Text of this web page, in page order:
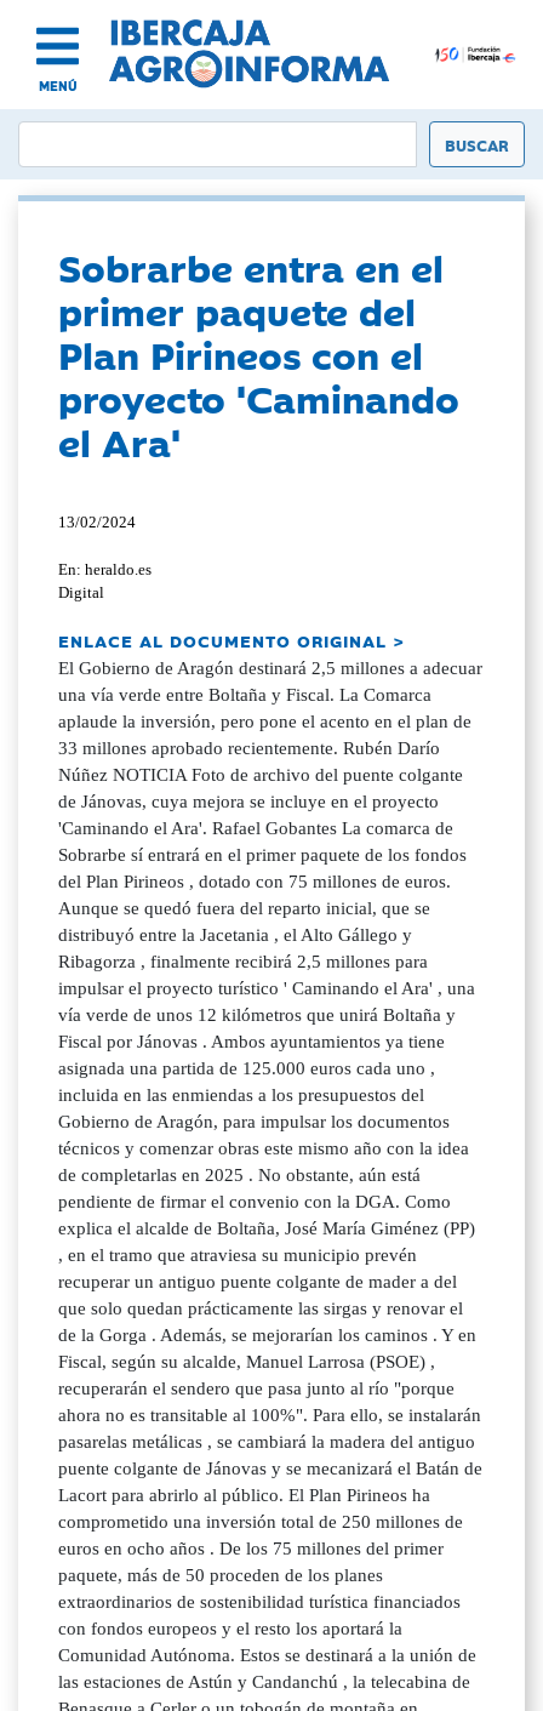
MENÚ
Sobrarbe entra en el
primer paquete del
Plan Pirineos con el
proyecto 'Caminando
el Ara'
13/02/2024
En: heraldo.es
Digital
ENLACE AL DOCUMENTO ORIGINAL >
El Gobierno de Aragón destinará 2,5 millones a adecuar
una vía verde entre Boltaña y Fiscal. La Comarca
aplaude la inversión, pero pone el acento en el plan de
33 millones aprobado recientemente. Rubén Darío
Núñez NOTICIA Foto de archivo del puente colgante
de Jánovas, cuya mejora se incluye en el proyecto
'Caminando el Ara'. Rafael Gobantes La comarca de
Sobrarbe sí entrará en el primer paquete de los fondos
del Plan Pirineos , dotado con 75 millones de euros.
Aunque se quedó fuera del reparto inicial, que se
distribuyó entre la Jacetania , el Alto Gállego y
Ribagorza , finalmente recibirá 2,5 millones para
impulsar el proyecto turístico ' Caminando el Ara' , una
vía verde de unos 12 kilómetros que unirá Boltaña y
Fiscal por Jánovas . Ambos ayuntamientos ya tiene
asignada una partida de 125.000 euros cada uno ,
incluida en las enmiendas a los presupuestos del
Gobierno de Aragón, para impulsar los documentos
técnicos y comenzar obras este mismo año con la idea
de completarlas en 2025 . No obstante, aún está
pendiente de firmar el convenio con la DGA. Como
explica el alcalde de Boltaña, José María Giménez (PP)
, en el tramo que atraviesa su municipio prevén
recuperar un antiguo puente colgante de mader a del
que solo quedan prácticamente las sirgas y renovar el
de la Gorga . Además, se mejorarían los caminos . Y en
Fiscal, según su alcalde, Manuel Larrosa (PSOE) ,
recuperarán el sendero que pasa junto al río "porque
ahora no es transitable al 100%". Para ello, se instalarán
pasarelas metálicas , se cambiará la madera del antiguo
puente colgante de Jánovas y se mecanizará el Batán de
Lacort para abrirlo al público. El Plan Pirineos ha
comprometido una inversión total de 250 millones de
euros en ocho años . De los 75 millones del primer
paquete, más de 50 proceden de los planes
extraordinarios de sostenibilidad turística financiados
con fondos europeos y el resto los aportará la
Comunidad Autónoma. Estos se destinará a la unión de
las estaciones de Astún y Candanchú , la telecabina de